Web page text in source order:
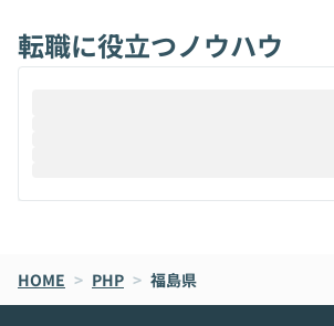
けでなく、想像以上の範囲まで自動化でき
ることは、まだあまり知られていません。
メルカリでの判断基準をもとに「なぜClau
oworkの基本的な機能をご紹介いただきま
す。 続く公開デモでは、実際にCoworkを
転職に役立つノウハウ
HOME > PHP > 福島県